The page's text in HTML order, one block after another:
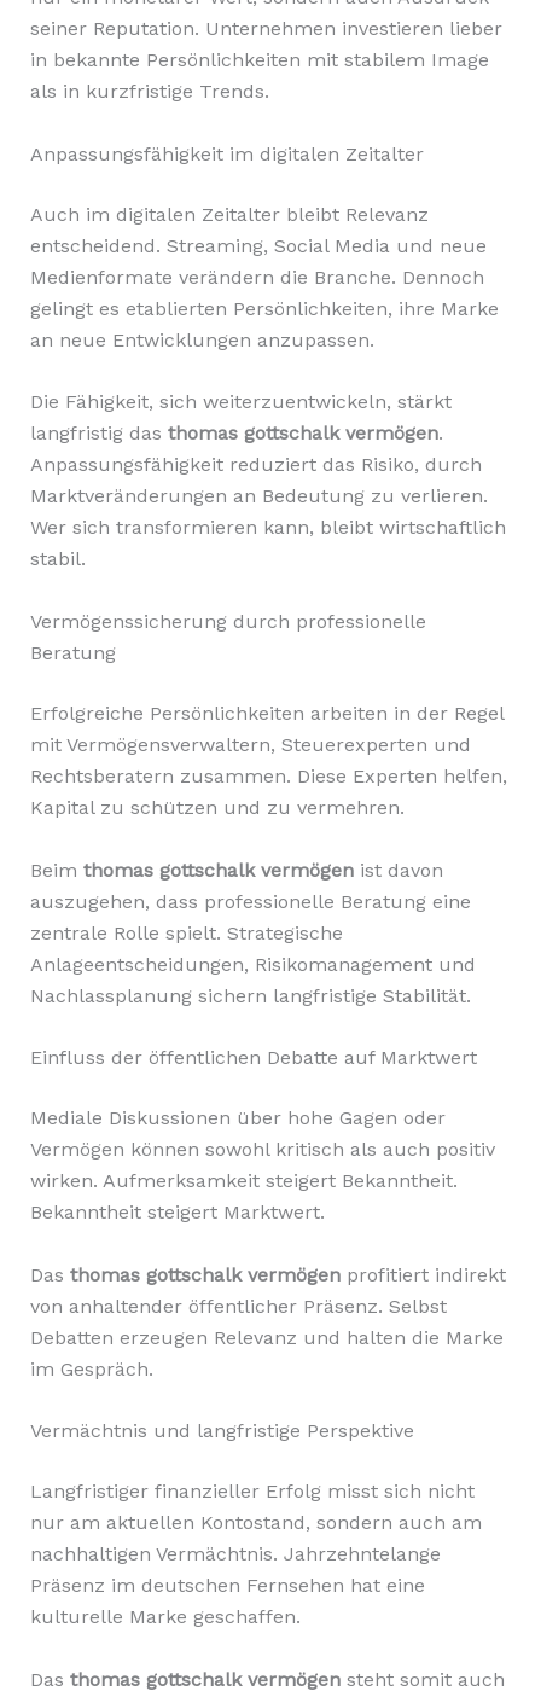
seiner Reputation. Unternehmen investieren lieber
in bekannte Persönlichkeiten mit stabilem Image
als in kurzfristige Trends.
Anpassungsfähigkeit im digitalen Zeitalter
Auch im digitalen Zeitalter bleibt Relevanz
entscheidend. Streaming, Social Media und neue
Medienformate verändern die Branche. Dennoch
gelingt es etablierten Persönlichkeiten, ihre Marke
an neue Entwicklungen anzupassen.
Die Fähigkeit, sich weiterzuentwickeln, stärkt
langfristig das thomas gottschalk vermögen.
Anpassungsfähigkeit reduziert das Risiko, durch
Marktveränderungen an Bedeutung zu verlieren.
Wer sich transformieren kann, bleibt wirtschaftlich
stabil.
Vermögenssicherung durch professionelle
Beratung
Erfolgreiche Persönlichkeiten arbeiten in der Regel
mit Vermögensverwaltern, Steuerexperten und
Rechtsberatern zusammen. Diese Experten helfen,
Kapital zu schützen und zu vermehren.
Beim thomas gottschalk vermögenist davon
auszugehen, dass professionelle Beratung eine
zentrale Rolle spielt. Strategische
Anlageentscheidungen, Risikomanagement und
Nachlassplanung sichern langfristige Stabilität.
Einfluss der öffentlichen Debatte auf Marktwert
Mediale Diskussionen über hohe Gagen oder
Vermögen können sowohl kritisch als auch positiv
wirken. Aufmerksamkeit steigert Bekanntheit.
Bekanntheit steigert Marktwert.
Das thomas gottschalk vermögenprofitiert indirekt
von anhaltender öffentlicher Präsenz. Selbst
Debatten erzeugen Relevanz und halten die Marke
im Gespräch.
Vermächtnis und langfristige Perspektive
Langfristiger finanzieller Erfolg misst sich nicht
nur am aktuellen Kontostand, sondern auch am
nachhaltigen Vermächtnis. Jahrzehntelange
Präsenz im deutschen Fernsehen hat eine
kulturelle Marke geschaffen.
Das thomas gottschalk vermögensteht somit auch